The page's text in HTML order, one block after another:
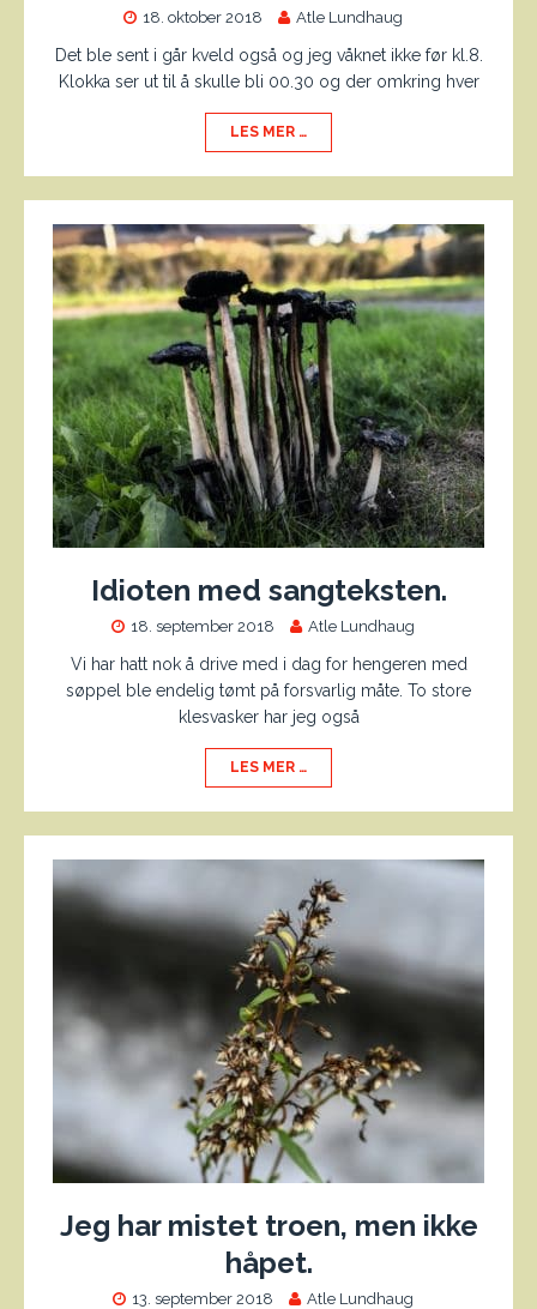
18. oktober 2018 Atle Lundhaug
Det ble sent i går kveld også og jeg våknet ikke før kl.8.
Klokka ser ut til å skulle bli 00.30 og der omkring hver
LES MER …
Idioten med sangteksten.
18. september 2018 Atle Lundhaug
Vi har hatt nok å drive med i dag for hengeren med
søppel ble endelig tømt på forsvarlig måte. To store
klesvasker har jeg også
LES MER …
Jeg har mistet troen, men ikke
håpet.
13. september 2018 Atle Lundhaug